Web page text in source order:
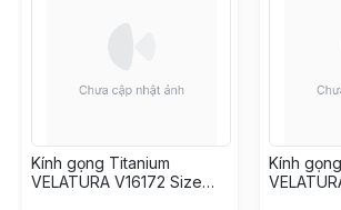
Kính gọng Titanium
VELATURA V16172 Size
Kính